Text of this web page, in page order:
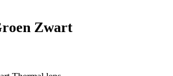
Thermal lens